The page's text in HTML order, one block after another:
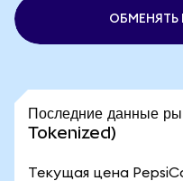
ОБМЕНЯТЬ
Последние данные
Tokenized)
Текущая цена